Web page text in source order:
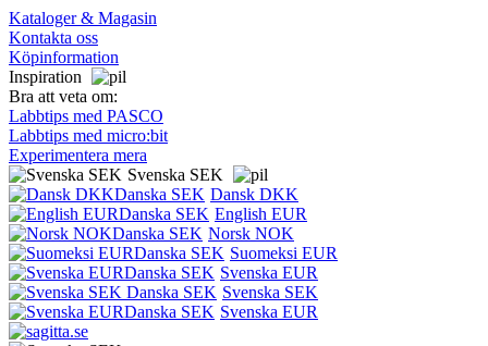
Kataloger & Magasin
Kontakta oss
Köpinformation
Inspiration
Bra att veta om:
Labbtips med PASCO
Labbtips med micro:bit
Experimentera mera
Svenska SEK
Dansk DKK
English EUR
Norsk NOK
Suomeksi EUR
Svenska EUR
Svenska SEK
Svenska EUR